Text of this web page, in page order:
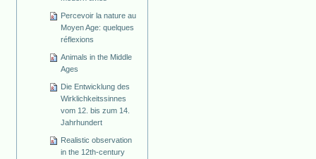
Percevoir la nature au
Moyen Age: quelques
réflexions
Animals in the Middle
Ages
Die Entwicklung des
Wirklichkeitssinnes
vom 12. bis zum 14.
Jahrhundert
Realistic observation
in the 12th-century